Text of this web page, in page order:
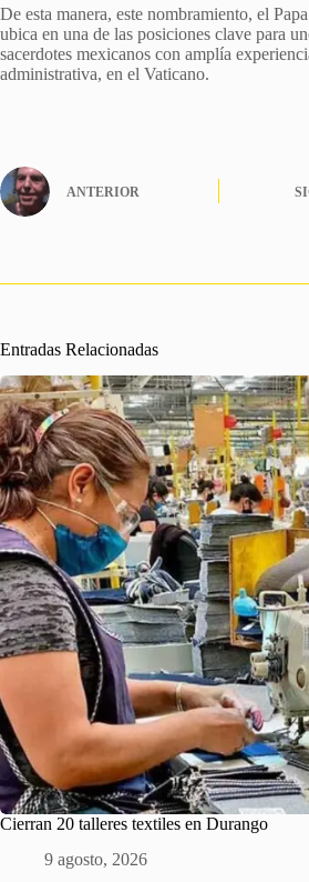
De esta manera, este nombramiento, el
ubica en una de las posiciones clave para
sacerdotes mexicanos con amplía
administrativa, en el Vaticano.
ANTERIOR
Entradas Relacionadas
Cierran 20 talleres textiles en Durango
9 agosto, 2026